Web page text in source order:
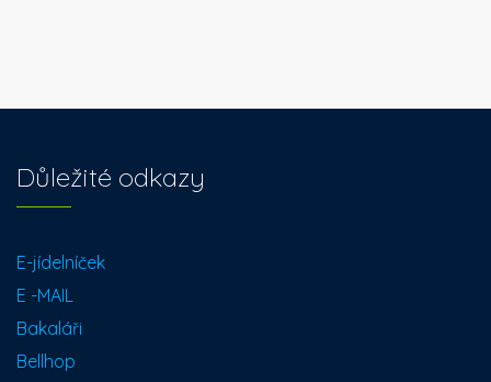
Důležité odkazy
E-jídelníček
E -MAIL
Bakaláři
Bellhop